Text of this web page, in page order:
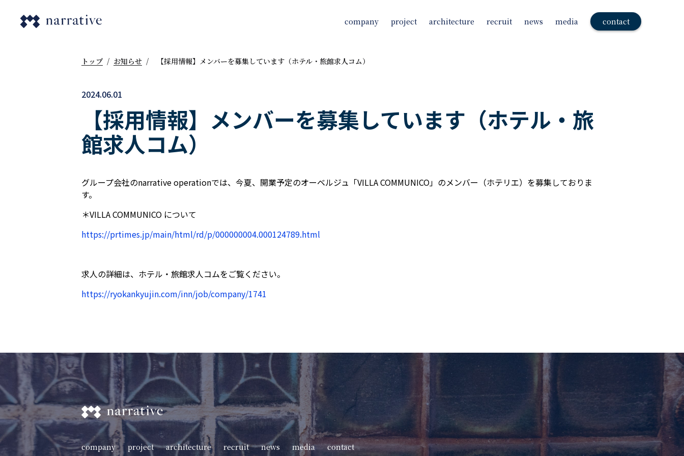
company project architecture recruit news media contact
トップ / お知らせ / 【採用情報】メンバーを募集しています（ホテル・旅館求人コム）
2024.06.01
【採用情報】メンバーを募集しています（ホテル・旅
館求人コム）
グループ会社のnarrative operationでは、今夏、開業予定のオーベルジュ「VILLA COMMUNICO」のメンバー（ホテリエ）を募集しておりま
す。
＊VILLA COMMUNICO について
https://prtimes.jp/main/html/rd/p/000000004.000124789.html
求人の詳細は、ホテル・旅館求人コムをご覧ください。
https://ryokankyujin.com/inn/job/company/1741
company project architecture recruit news media contact